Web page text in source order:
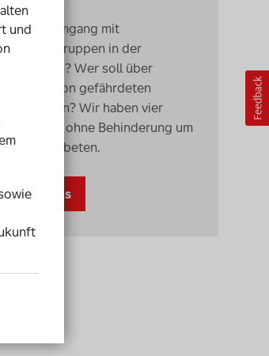
Umgang mit
Risikogruppen in der
gelingen? Wer soll über
Freiheit von gefährdeten
entscheiden? Wir haben vier
mit und ohne Behinderung um
gebeten.
und